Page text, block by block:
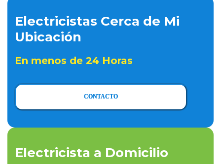
Electricistas Cerca de Mi
Ubicación
En menos de 24 Horas
CONTACTO
Electricista a Domicilio